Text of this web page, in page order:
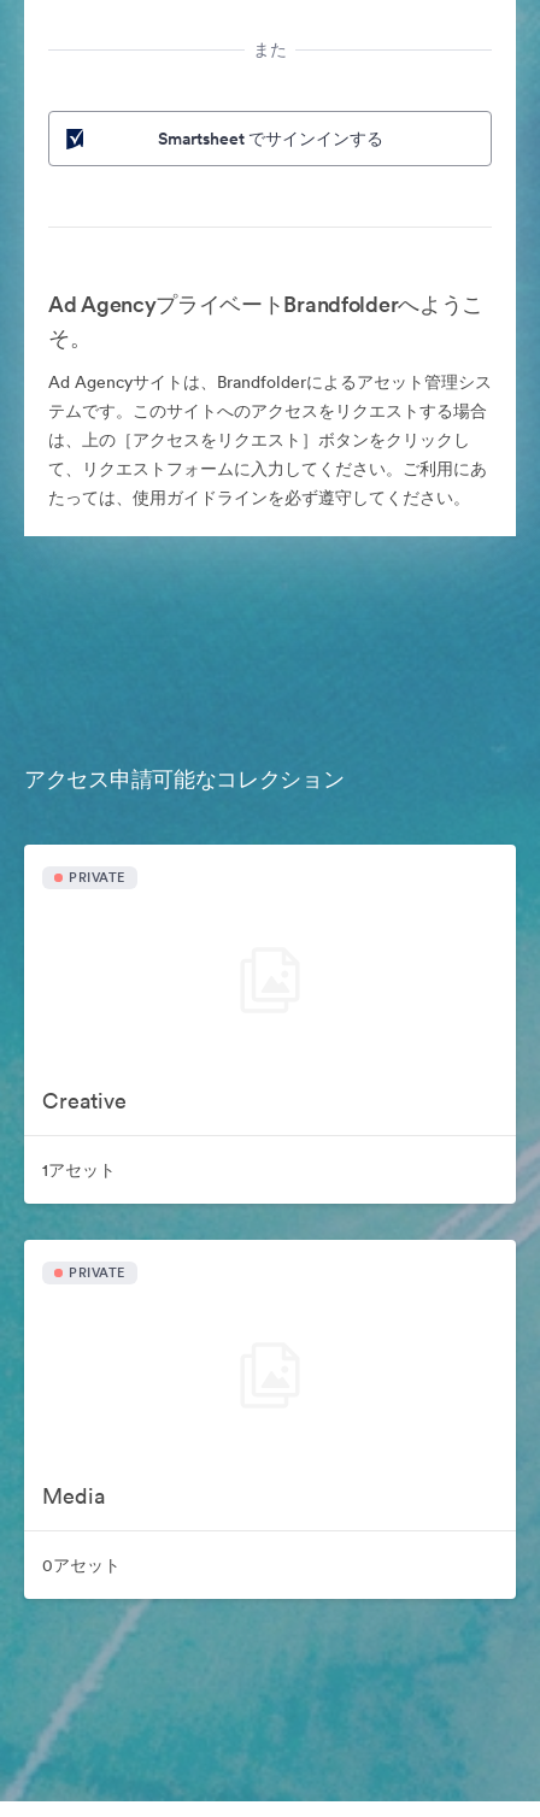
また
Smartsheet でサインインする
Ad AgencyプライベートBrandfolderへようこ
そ。
Ad Agencyサイトは、Brandfolderによるアセット管理シス
テムです。このサイトへのアクセスをリクエストする場合
は、上の［アクセスをリクエスト］ボタンをクリックし
て、リクエストフォームに入力してください。ご利用にあ
たっては、使用ガイドラインを必ず遵守してください。
アクセス申請可能なコレクション
PRIVATE
Creative
1アセット
PRIVATE
Media
0アセット